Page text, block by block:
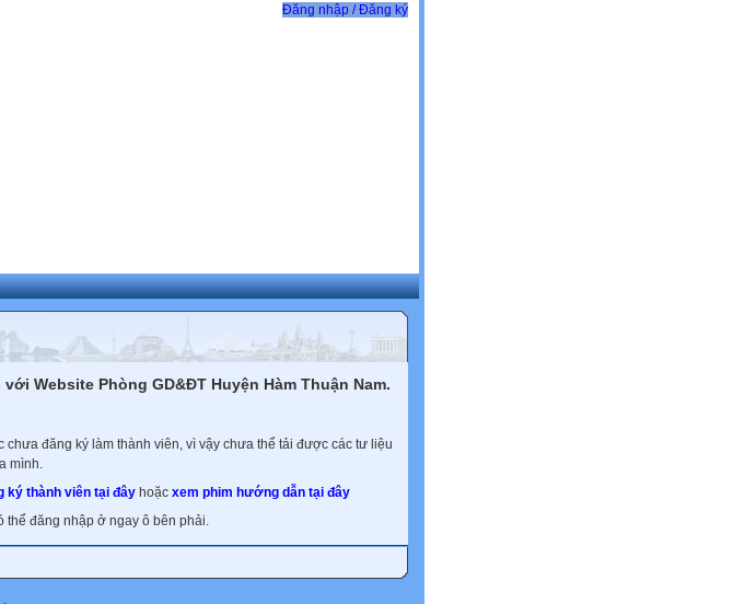
Đăng nhập / Đăng ký
Website Phòng GD&ĐT Huyện Hàm Thuận Nam.
chưa đăng ký làm thành viên, vì vậy chưa thể tải được các tư liệu
mình.
ký thành viên tại đây hoặc xem phim hướng dẫn tại đây
thể đăng nhập ở ngay ô bên phải.